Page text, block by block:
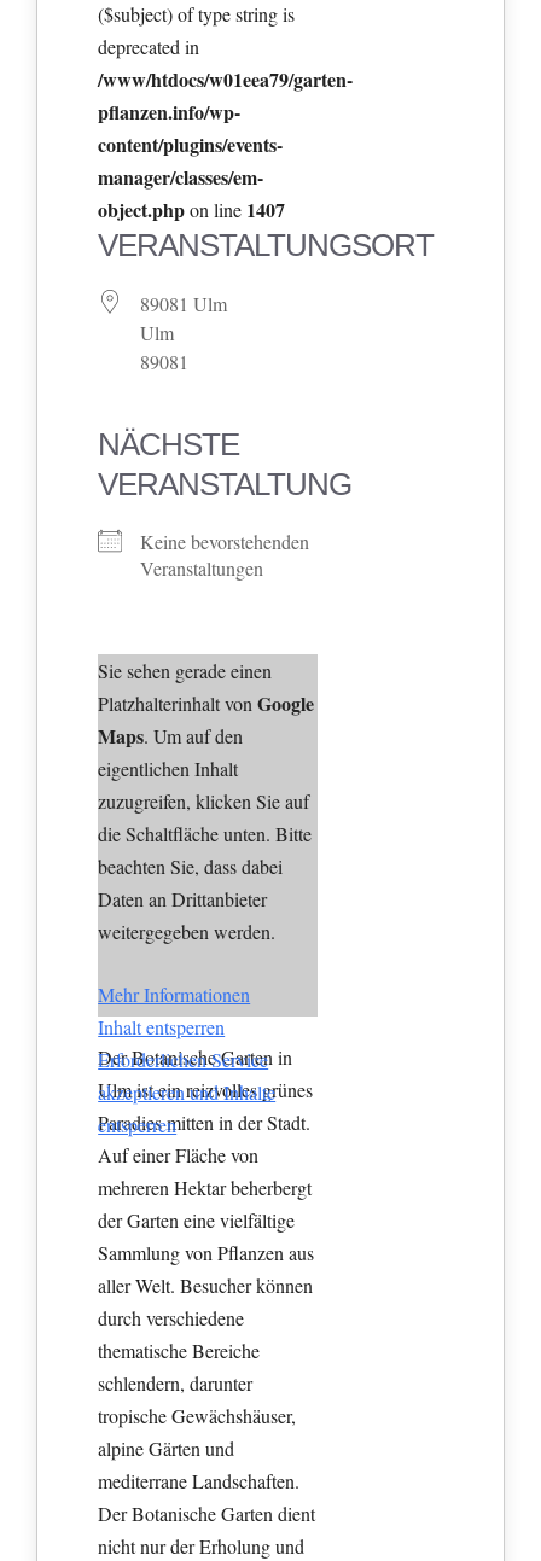
($subject) of type string is
deprecated in
/www/htdocs/w01eea79/garten-
pflanzen.info/wp-
content/plugins/events-
manager/classes/em-
object.phpon line 1407
VERANSTALTUNGSORT
89081 Ulm
Ulm
89081
NÄCHSTE
VERANSTALTUNG
Keine bevorstehenden
Veranstaltungen
Sie sehen gerade einen
Platzhalterinhalt vonGoogle
Maps. Um auf den
eigentlichen Inhalt
zuzugreifen, klicken Sie auf
die Schaltfläche unten. Bitte
beachten Sie, dass dabei
Daten an Drittanbieter
weitergegeben werden.
Mehr Informationen
Inhalt entsperren
Erforderlichen Service
akzeptieren und Inhalte
entsperren
Der Botanische Garten in
Ulm ist ein reizvolles grünes
Paradies mitten in der Stadt.
Auf einer Fläche von
mehreren Hektar beherbergt
der Garten eine vielfältige
Sammlung von Pflanzen aus
aller Welt. Besucher können
durch verschiedene
thematische Bereiche
schlendern, darunter
tropische Gewächshäuser,
alpine Gärten und
mediterrane Landschaften.
Der Botanische Garten dient
nicht nur der Erholung und